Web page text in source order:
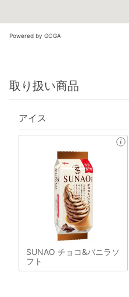
Powered by GOGA
取り扱い商品
アイス
SUNAO チョコ&バニラソ
フト